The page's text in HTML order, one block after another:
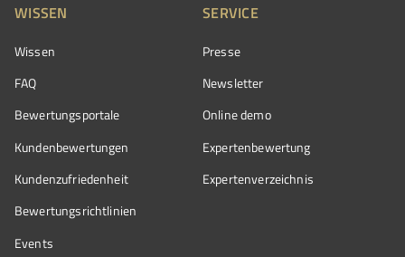
WISSEN
Wissen
FAQ
Bewertungsportale
Kundenbewertungen
Kundenzufriedenheit
Bewertungs­richtlinien
Events
SERVICE
Presse
Newsletter
Online demo
Expertenbewertung
Expertenverzeichnis